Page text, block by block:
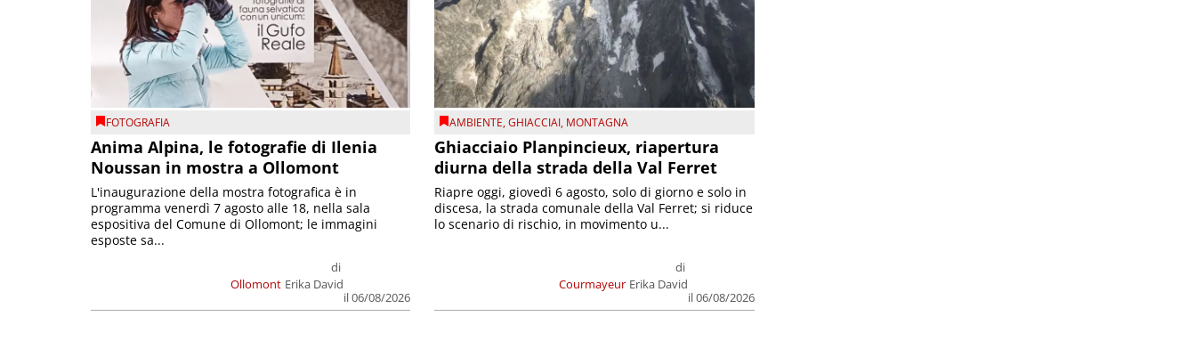
FOTOGRAFIA
Anima Alpina, le fotografie di Ilenia
Noussan in mostra a Ollomont
Ollomont
di
Erika David
il 06/08/2026
L'inaugurazione della mostra fotografica è in
programma venerdì 7 agosto alle 18, nella sala
espositiva del Comune di Ollomont; le immagini
esposte sa...
AMBIENTE,GHIACCIAI, MONTAGNA
Ghiacciaio Planpincieux, riapertura
diurna della strada della Val Ferret
Courmayeur
di
Erika David
il 06/08/2026
Riapre oggi, giovedì 6 agosto, solo di giorno e solo in
discesa, la strada comunale della Val Ferret; si riduce
lo scenario di rischio, in movimento u...